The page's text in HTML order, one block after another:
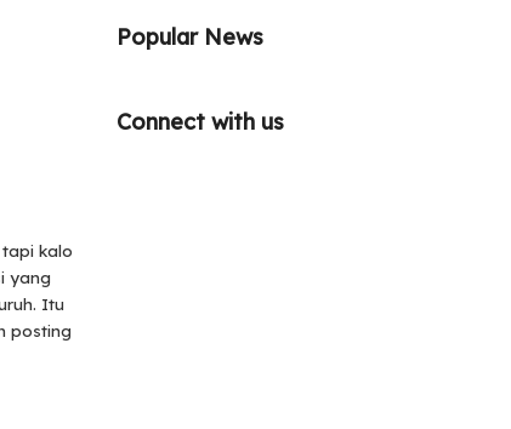
kalo
yang
Itu
posting
Popular News
Connect with us